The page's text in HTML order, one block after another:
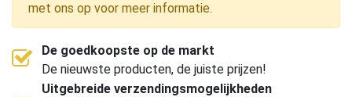
met ons op voor meer informatie.
De goedkoopste op de markt
De nieuwste producten, de juiste prijzen!
Uitgebreide verzendingsmogelijkheden